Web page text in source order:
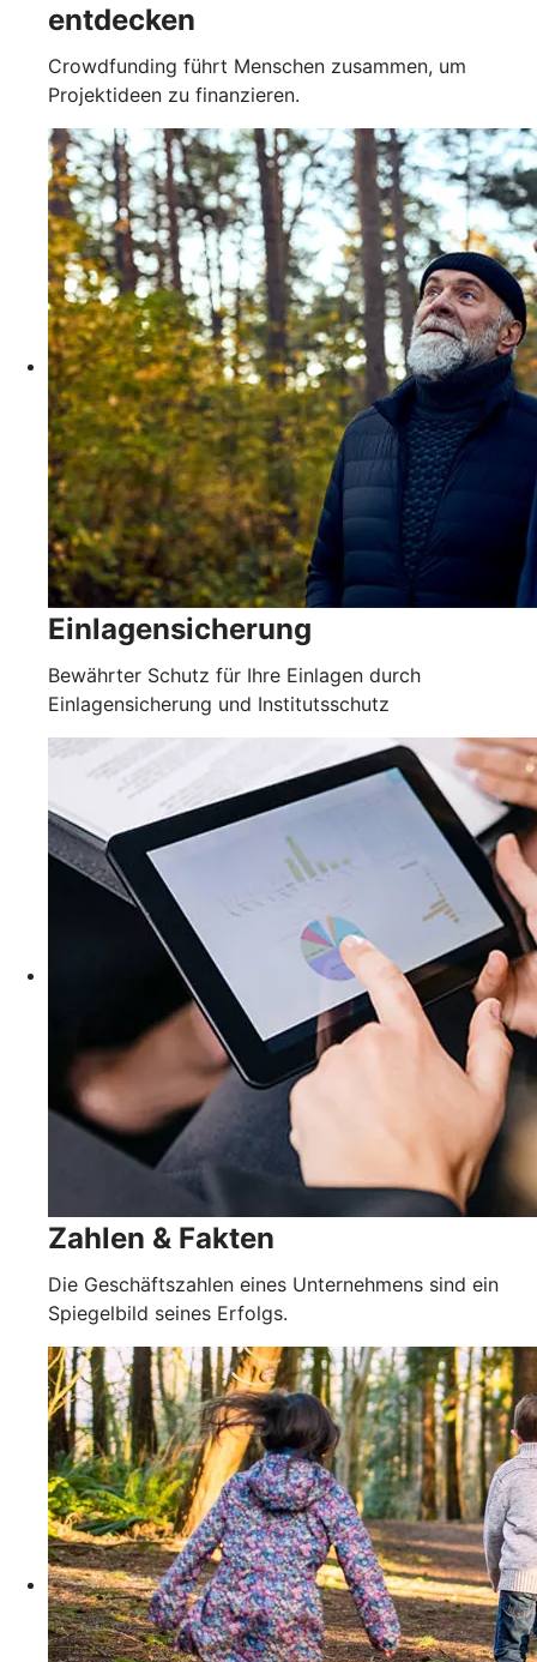
entdecken
Crowdfunding führt Menschen zusammen, um
Projektideen zu finanzieren.
Einlagensicherung
Bewährter Schutz für Ihre Einlagen durch
Einlagensicherung und Institutsschutz
Zahlen & Fakten
Die Geschäftszahlen eines Unternehmens sind ein
Spiegelbild seines Erfolgs.